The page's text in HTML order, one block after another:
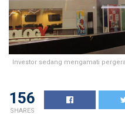
Investor sedang mengamati
156
SHARES